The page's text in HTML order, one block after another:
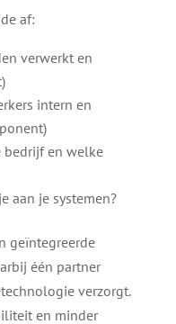
af:
verwerkt en
intern en
bedrijf en welke
aan je systemen?
geïntegreerde
één partner
verzorgt.
en minder